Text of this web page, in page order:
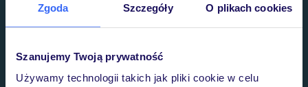
Zgoda Szczegóły O plikach cookies
Szanujemy Twoją prywatność
Używamy technologii takich jak pliki cookie w celu